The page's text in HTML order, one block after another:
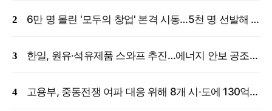
6만 명 몰린 '모두의 창업' 본격 시동…5천 명 선발해 밀착 지원
한일, 원유·석유제품 스와프 추진…에너지 안보 공조 강화
고용부, 중동전쟁 여파 대응 위해 8개 시·도에 130억 원 긴급 투입